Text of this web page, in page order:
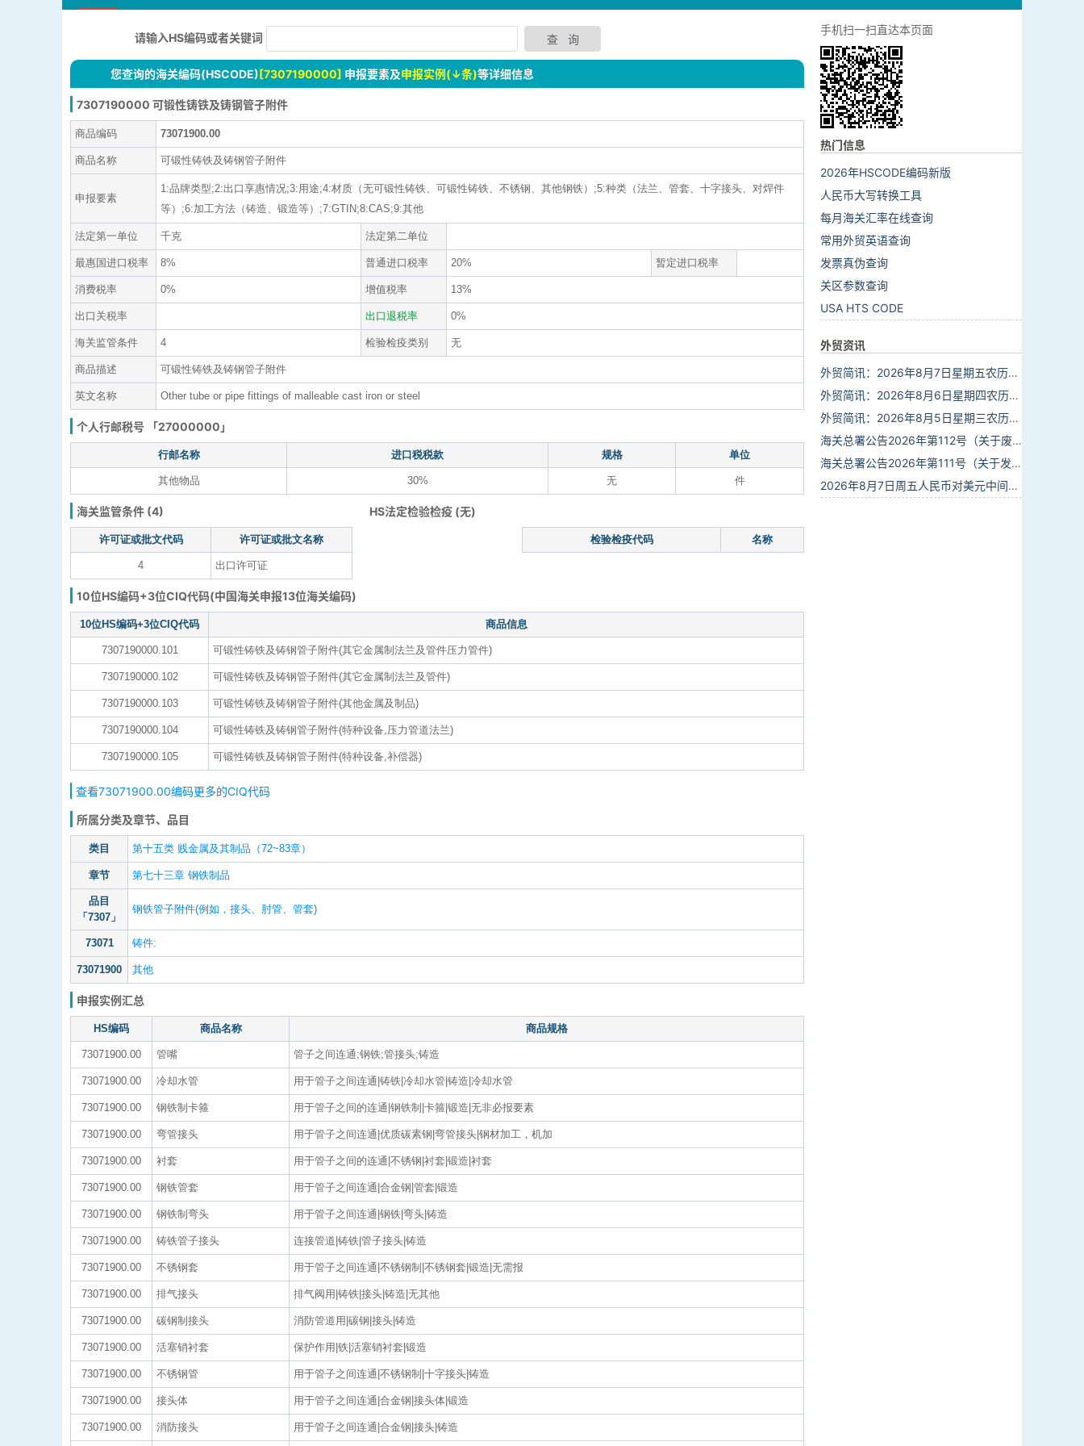
请输入HS编码或者关键词
您查询的海关编码(HSCODE)[7307190000] 申报要素及申报实例(↓条)等详细信息
7307190000 可锻性铸铁及铸钢管子附件
商品编码 73071900.00
商品名称 可锻性铸铁及铸钢管子附件
申报要素
1:品牌类型;2:出口享惠情况;3:用途;4:材质（无可锻性铸铁、可锻性铸铁、不锈钢、其他钢铁）;5:种类（法兰、管套、十字接头、对焊件
等）;6:加工方法（铸造、锻造等）;7:GTIN;8:CAS;9:其他
法定第一单位 千克 法定第二单位
最惠国进口税率 8% 普通进口税率 20% 暂定进口税率
消费税率 0% 增值税率 13%
出口关税率 出口退税率 0%
海关监管条件 4 检验检疫类别 无
商品描述 可锻性铸铁及铸钢管子附件
英文名称 Other tube or pipe fittings of malleable cast iron or steel
个人行邮税号 「27000000」
行邮名称 进口税税款 规格 单位
其他物品 30% 无 件
海关监管条件 (4) HS法定检验检疫 (无)
许可证或批文代码 许可证或批文名称
4 出口许可证
检验检疫代码 名称
10位HS编码+3位CIQ代码(中国海关申报13位海关编码)
10位HS编码+3位CIQ代码 商品信息
7307190000.101 可锻性铸铁及铸钢管子附件(其它金属制法兰及管件压力管件)
7307190000.102 可锻性铸铁及铸钢管子附件(其它金属制法兰及管件)
7307190000.103 可锻性铸铁及铸钢管子附件(其他金属及制品)
7307190000.104 可锻性铸铁及铸钢管子附件(特种设备,压力管道法兰)
7307190000.105 可锻性铸铁及铸钢管子附件(特种设备,补偿器)
查看73071900.00编码更多的CIQ代码
所属分类及章节、品目
类目 第十五类 贱金属及其制品（72~83章）
章节 第七十三章 钢铁制品
品目
「7307」
钢铁管子附件(例如，接头、肘管、管套)
73071 铸件:
73071900 其他
申报实例汇总
HS编码 商品名称 商品规格
73071900.00 管嘴 管子之间连通;钢铁;管接头;铸造
73071900.00 冷却水管 用于管子之间连通|铸铁|冷却水管|铸造|冷却水管
73071900.00 钢铁制卡箍 用于管子之间的连通|钢铁制|卡箍|锻造|无非必报要素
73071900.00 弯管接头 用于管子之间连通|优质碳素钢|弯管接头|钢材加工，机加
73071900.00 衬套 用于管子之间的连通|不锈钢|衬套|锻造|衬套
73071900.00 钢铁管套 用于管子之间连通|合金钢|管套|锻造
73071900.00 钢铁制弯头 用于管子之间连通|钢铁|弯头|铸造
73071900.00 铸铁管子接头 连接管道|铸铁|管子接头|铸造
73071900.00 不锈钢套 用于管子之间连通|不锈钢制|不锈钢套|锻造|无需报
73071900.00 排气接头 排气阀用|铸铁|接头|铸造|无其他
73071900.00 碳钢制接头 消防管道用|碳钢|接头|铸造
73071900.00 活塞销衬套 保护作用|铁|活塞销衬套|锻造
73071900.00 不锈钢管 用于管子之间连通|不锈钢制|十字接头|铸造
73071900.00 接头体 用于管子之间连通|合金钢|接头体|锻造
73071900.00 消防接头 用于管子之间连通|合金钢|接头|铸造
手机扫一扫直达本页面
热门信息
2026年HSCODE编码新版
人民币大写转换工具
每月海关汇率在线查询
常用外贸英语查询
发票真伪查询
关区参数查询
USA HTS CODE
外贸资讯
外贸简讯：2026年8月7日星期五农历六月廿五
外贸简讯：2026年8月6日星期四农历六月廿四
外贸简讯：2026年8月5日星期三农历六月廿三
海关总署公告2026年第112号（关于废止部分卫生检疫类规范性文件的公告）
海关总署公告2026年第111号（关于发布《进出境动植物检疫处理监督管理工作规定》《进出境卫生处理监督管理工作规定》的公告）
2026年8月7日周五人民币对美元中间价报6.7904调贬9个基点